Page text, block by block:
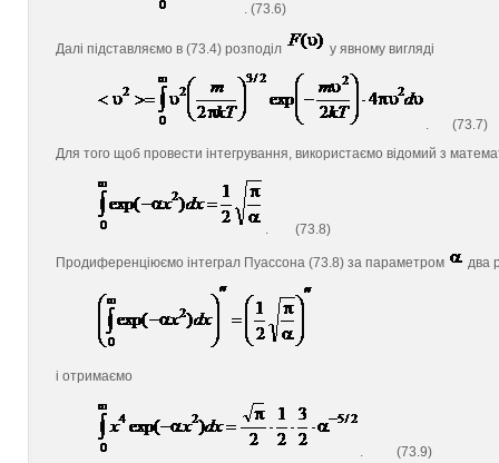
. (73.6)
Далі підставляємо в (73.4) розподіл у явному вигляді
. (73.7)
Для того щоб провести інтегрування, використаємо відомий з
. (73.8)
Продиференціюємо інтеграл Пуассона (73.8) за параметром два
і отримаємо
. (73.9)